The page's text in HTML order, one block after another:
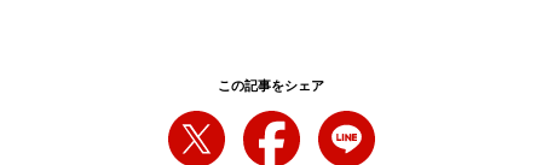
この記事をシェア